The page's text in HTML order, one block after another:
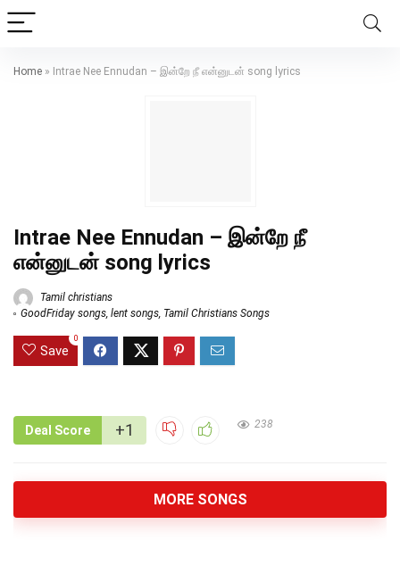
Home » Intrae Nee Ennudan – இன்றே நீ என்னுடன் song lyrics
Intrae Nee Ennudan – இன்றே நீ
என்னுடன் song lyrics
Tamil christians
GoodFriday songs, lent songs, Tamil Christians Songs
Save
0
Deal Score +1 238
MORE SONGS